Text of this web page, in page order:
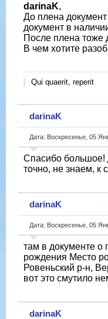
darinaK,
До плена
документ в
После плена тоже
В чем хотите
Qui quaerit, reperit
darinaK
Дата: Воскресенье, 05
Спасибо большое!
точно, не знаем, к
darinaK
Дата: Воскресенье, 05
там в документе о
рождения Место
Ровеньский р-н,
вот это смутило
darinaK